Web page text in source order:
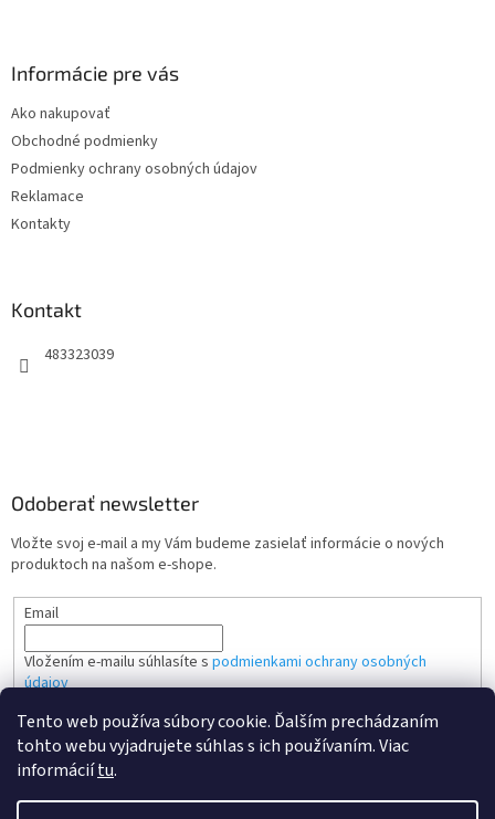
Tento web používa súbory cookie. Ďalším prechádzaním
tohto webu vyjadrujete súhlas s ich používaním. Viac
informáciítu.
Informácie pre vás
Ako nakupovať
Obchodné podmienky
Podmienky ochrany osobných údajov
Reklamace
Kontakty
Kontakt
483323039
Odoberať newsletter
Vložte svoj e-mail a my Vám budeme zasielať informácie o nových
produktoch na našom e-shope.
Email
Vložením e-mailu súhlasíte s podmienkami ochrany osobných
údajov
PRIHLÁSIŤ SA